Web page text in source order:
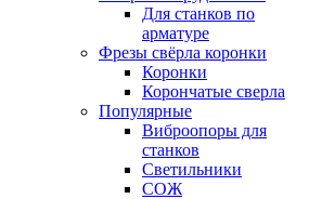
Для станков по
арматуре
Фрезы свёрла коронки
Коронки
Корончатые сверла
Популярные
Виброопоры для
станков
Светильники
СОЖ